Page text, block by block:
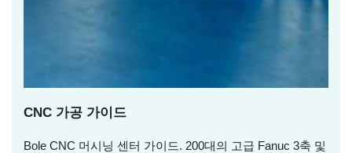
CNC 가공 가이드
Bole CNC 머시닝 센터 가이드. 200대의 고급 Fanuc 3축 및